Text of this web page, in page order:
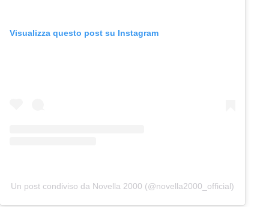
Visualizza questo post su Instagram
Un post condiviso da Novella 2000 (@novella2000_official)